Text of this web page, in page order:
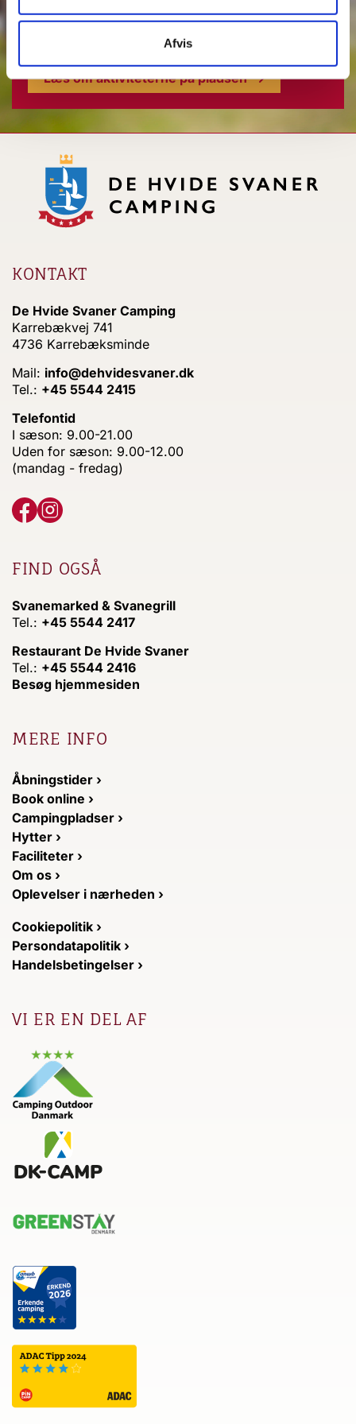
Afvis
holder sommerfest med Grevens traditionsrige
Læs om aktiviteterne på pladsen
KONTAKT
De Hvide Svaner Camping
Karrebækvej 741
4736 Karrebæksminde
Mail: info@dehvidesvaner.dk
Tel.: +45 5544 2415
Telefontid
I sæson: 9.00-21.00
Uden for sæson: 9.00-12.00
(mandag - fredag)
FIND OGSÅ
Svanemarked & Svanegrill
Tel.: +45 5544 2417
Restaurant De Hvide Svaner
Tel.: +45 5544 2416
Besøg hjemmesiden
MERE INFO
Åbningstider ›
Book online ›
Campingpladser ›
Hytter ›
Faciliteter ›
Om os ›
Oplevelser i nærheden ›
Cookiepolitik ›
Persondatapolitik ›
Handelsbetingelser ›
VI ER EN DEL AF